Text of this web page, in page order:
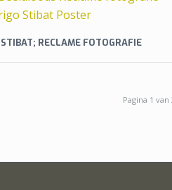
STIBAT; RECLAME FOTOGRAFIE
Pagina 1 van